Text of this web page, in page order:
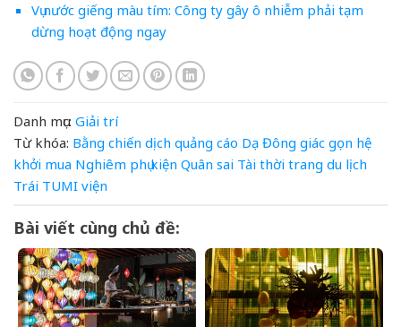
Vụ nước giếng màu tím: Công ty gây ô nhiễm phải tạm
dừng hoạt động ngay
Danh mục: Giải trí
Từ khóa: Bằng chiến dịch quảng cáo Dạ Đông giác gọn hệ
khởi mua Nghiêm phụ kiện Quân sai Tài thời trang du lịch
Trái TUMI viện
Bài viết cùng chủ đề: